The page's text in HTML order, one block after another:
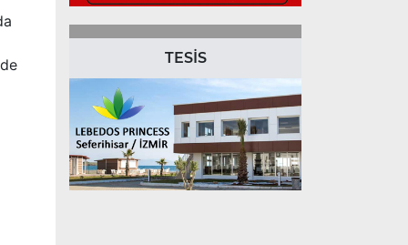
TESİS